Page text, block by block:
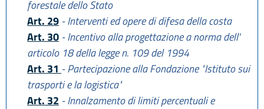
forestale dello Stato
Art. 29 - Interventi ed opere di difesa della costa
Art. 30 - Incentivo alla progettazione a norma dell'
articolo 18 della legge n. 109 del 1994
Art. 31 - Partecipazione alla Fondazione "Istituto sui
trasporti e la logistica"
Art. 32 - Innalzamento di limiti percentuali e